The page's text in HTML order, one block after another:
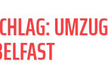
UMZUG